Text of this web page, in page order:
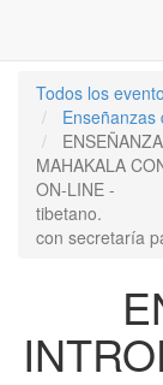
Todos los
MAHAKALA
ON-LINE -
tibetano.
con secretaría